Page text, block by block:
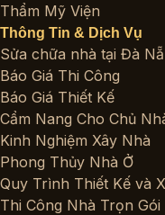
Thẩm Mỹ Viện
Thông Tin & Dịch Vụ
Sửa chữa nhà tại Đà
Báo Giá Thi Công
Báo Giá Thiết Kế
Cẩm Nang Cho Chủ
Kinh Nghiệm Xây Nhà
Phong Thủy Nhà Ở
Quy Trình Thiết Kế và
Thi Công Nhà Trọn Gói